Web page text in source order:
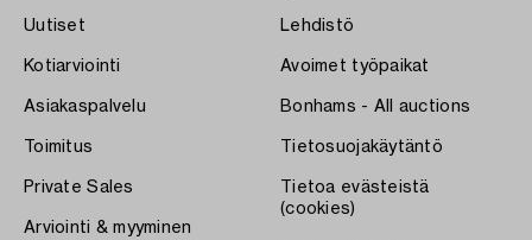
Uutiset
Kotiarviointi
Asiakaspalvelu
Toimitus
Private Sales
Arviointi & myyminen
Lehdistö
Avoimet työpaikat
Bonhams - All auctions
Tietosuojakäytäntö
Tietoa evästeistä
(cookies)